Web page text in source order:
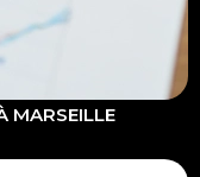
MARSEILLE